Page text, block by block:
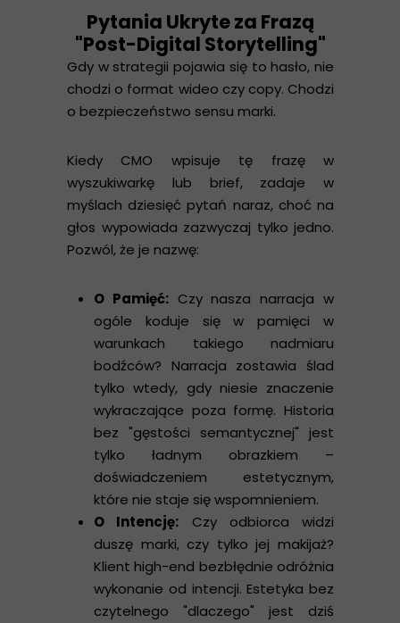
Pytania Ukryte za Frazą
"Post-Digital Storytelling"
Gdy w strategii pojawia się to hasło, nie
chodzi o format wideo czy copy. Chodzi
o bezpieczeństwo sensu marki.
Kiedy CMO wpisuje tę frazę w
wyszukiwarkę lub brief, zadaje w
myślach dziesięć pytań naraz, choć na
głos wypowiada zazwyczaj tylko jedno.
Pozwól, że je nazwę:
O Pamięć:Czy nasza narracja w
ogóle koduje się w pamięci w
warunkach takiego nadmiaru
bodźców? Narracja zostawia ślad
tylko wtedy, gdy niesie znaczenie
wykraczające poza formę. Historia
bez "gęstości semantycznej" jest
tylko ładnym obrazkiem –
doświadczeniem estetycznym,
które nie staje się wspomnieniem.
O Intencję: Czy odbiorca widzi
duszę marki, czy tylko jej makijaż?
Klient high-end bezbłędnie odróżnia
wykonanie od intencji. Estetyka bez
czytelnego "dlaczego" jest dziś